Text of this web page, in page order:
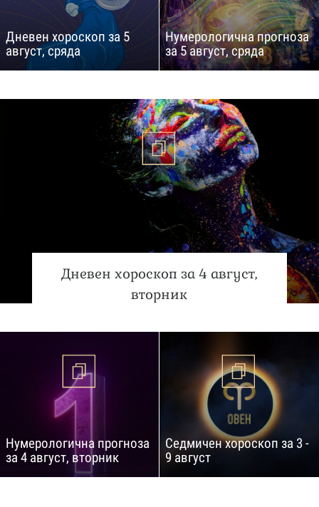
Дневен хороскоп за 5
август, сряда
Нумерологична прогноза
за 5 август, сряда
Дневен хороскоп за 4 август,
вторник
Нумерологична прогноза
за 4 август, вторник
Седмичен хороскоп за 3 -
9 август